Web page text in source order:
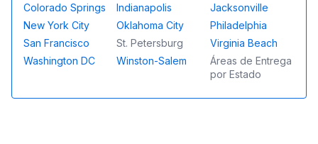
Colorado Springs
Indianapolis
Jacksonville
New York City
Oklahoma City
Philadelphia
San Francisco
St. Petersburg
Virginia Beach
Washington DC
Winston-Salem
Áreas de Entrega
por Estado